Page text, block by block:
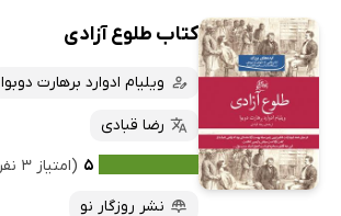
کتاب طلوع آزادی
ویلیام ادوارد برهارت دوبوا
رضا قبادی
۵ (امتیاز ۳ نفر)
نشر روزگار نو